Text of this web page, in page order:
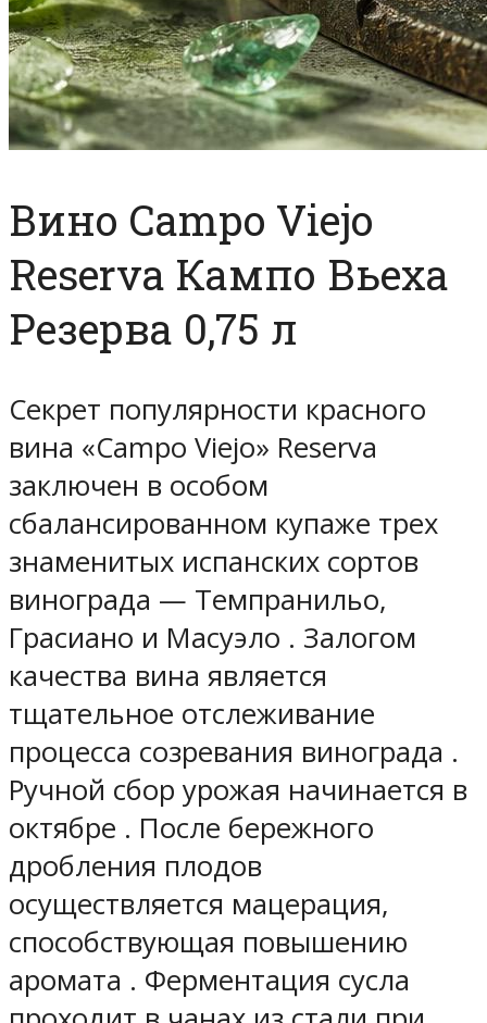
Вино Campo Viejo
Reserva Кампо Вьеха
Резерва 0,75 л
Секрет популярности красного
вина «Campo Viejo» Reserva
заключен в особом
сбалансированном купаже трех
знаменитых испанских сортов
винограда — Темпранильо,
Грасиано и Масуэло . Залогом
качества вина является
тщательное отслеживание
процесса созревания винограда .
Ручной сбор урожая начинается в
октябре . После бережного
дробления плодов
осуществляется мацерация,
способствующая повышению
аромата . Ферментация сусла